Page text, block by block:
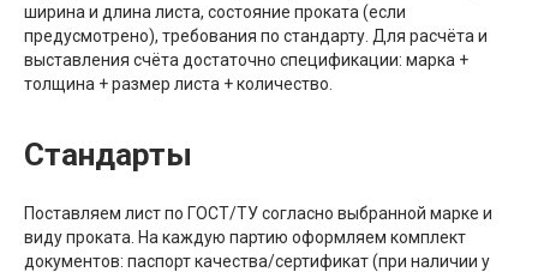
ширина и длина листа, состояние проката (если
предусмотрено), требования по стандарту. Для расчёта и
выставления счёта достаточно спецификации: марка +
толщина + размер листа + количество.
Стандарты
Поставляем лист по ГОСТ/ТУ согласно выбранной марке и
виду проката. На каждую партию оформляем комплект
документов: паспорт качества/сертификат (при наличии у